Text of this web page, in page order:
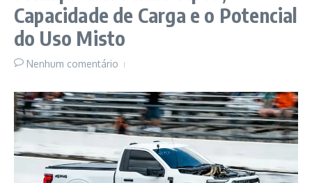
Capacidade de Carga e o Potencial
do Uso Misto
Nenhum comentário